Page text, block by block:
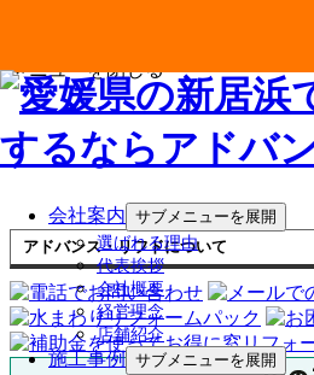
会社案内 サブメニューを展開
選ばれる理由
代表挨拶
会社概要
経営理念
店舗紹介
施工事例 サブメニューを展開
メニューを閉じる
アドバンス・リフドについて